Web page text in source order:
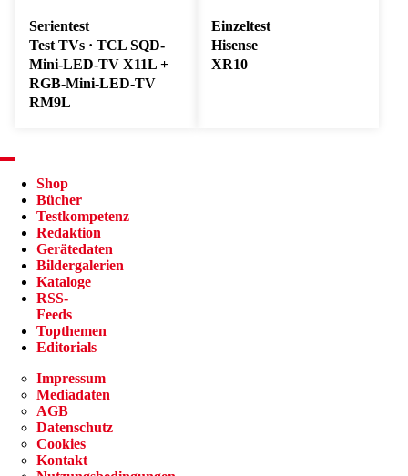
Serientest
Test TVs · TCL SQD-
Mini-LED-TV X11L +
RGB-Mini-LED-TV
RM9L
Einzeltest
Hisense
XR10
Shop
Bücher
Testkompetenz
Redaktion
Gerätedaten
Bildergalerien
Kataloge
RSS-
Feeds
Topthemen
Editorials
Impressum
Mediadaten
AGB
Datenschutz
Cookies
Kontakt